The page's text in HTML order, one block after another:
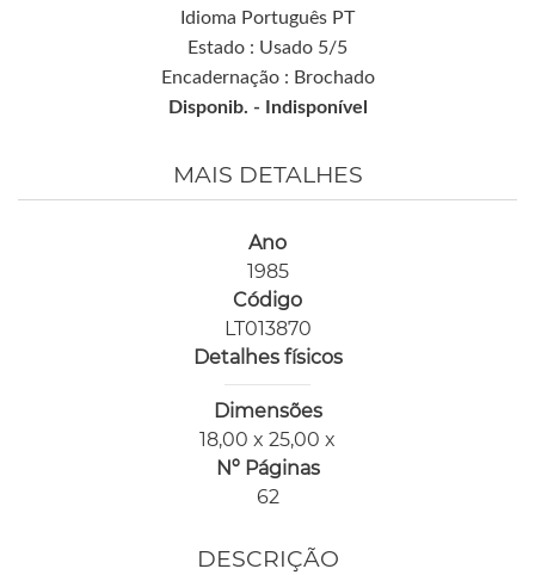
Idioma Português PT
Estado : Usado 5/5
Encadernação : Brochado
Disponib. -
Indisponível
MAIS DETALHES
Ano
1985
Código
LT013870
Detalhes físicos
Dimensões
18,00 x 25,00 x
Nº Páginas
62
DESCRIÇÃO